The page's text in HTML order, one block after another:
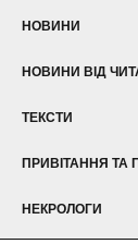
НОВИНИ
НОВИНИ ВІД
ТЕКСТИ
ПРИВІТАННЯ ТА
НЕКРОЛОГИ